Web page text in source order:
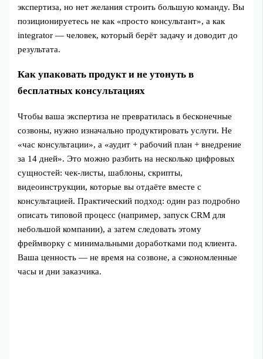
экспертиза, но нет желания строить большую команду. Вы
позиционируетесь не как «просто консультант», а как
integrator — человек, который берёт задачу и доводит до
результата.
Как упаковать продукт и не утонуть в
бесплатных консультациях
Чтобы ваша экспертиза не превратилась в бесконечные
созвоны, нужно изначально продуктировать услуги. Не
«час консультации», а «аудит + рабочий план + внедрение
за 14 дней». Это можно разбить на несколько цифровых
сущностей: чек‑листы, шаблоны, скрипты,
видеоинструкции, которые вы отдаёте вместе с
консультацией. Практический подход: один раз подробно
описать типовой процесс (например, запуск CRM для
небольшой компании), а затем следовать этому
фреймворку с минимальными доработками под клиента.
Ваша ценность — не время на созвоне, а сэкономленные
часы и дни заказчика.